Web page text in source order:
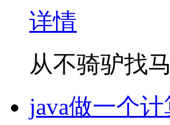
详情
从不骑驴找马
java做一个